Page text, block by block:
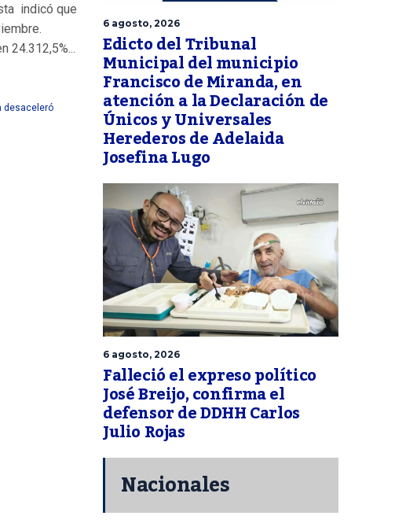
indicó que
24.312,5%...
desaceleró
6 agosto, 2026
Edicto del Tribunal
Municipal del municipio
Francisco de Miranda, en
atención a la Declaración de
Únicos y Universales
Herederos de Adelaida
Josefina Lugo
6 agosto, 2026
Falleció el expreso político
José Breijo, confirma el
defensor de DDHH Carlos
Julio Rojas
Nacionales